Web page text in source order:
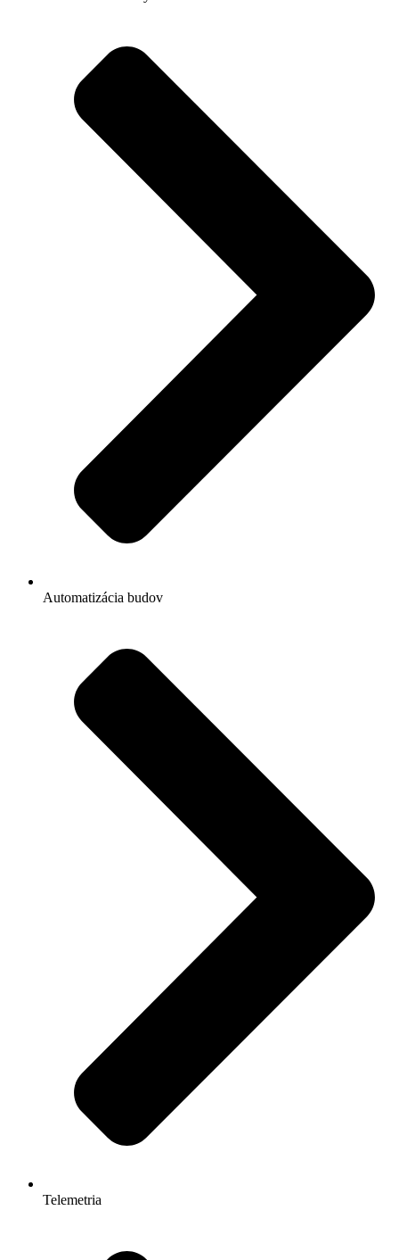
Automatizácia budov
Telemetria